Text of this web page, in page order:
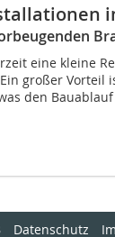
eine kleine
großer Vorteil
den
Datenschutz